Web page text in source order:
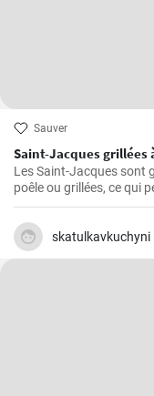
Sauver
Saint-Jacques grillées
Les Saint-Jacques sont
poêle ou grillées, ce qui
vous avec cette
skatulkavkuchyni